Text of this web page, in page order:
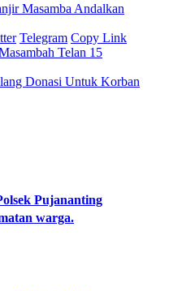
Masamba Andalkan
Telegram Copy Link
Telan 15
Donasi Untuk Korban
Pujananting
warga.